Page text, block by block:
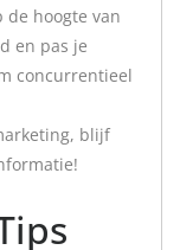
hoogte van
en pas je
concurrentieel
blijf